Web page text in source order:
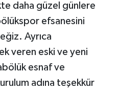
daha güzel günlere
efsanesini
Ayrıca
veren eski ve yeni
esnaf ve
adına teşekkür